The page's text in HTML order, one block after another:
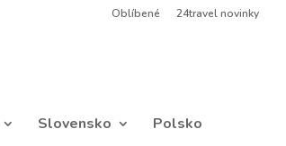
Oblíbené 24travel novinky
Slovensko
Polsko